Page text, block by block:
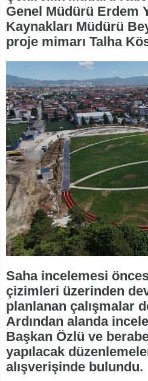
Genel Müdürü Erdem
Kaynakları Müdürü
proje mimarı Talha
Saha incelemesi
çizimleri üzerinden
planlanan çalışmalar
Ardından alanda
Başkan Özlü ve
yapılacak
alışverişinde bulundu.